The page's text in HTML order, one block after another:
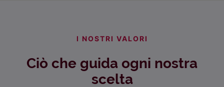
I NOSTRI VALORI
Ciò che guida ogni nostra
scelta